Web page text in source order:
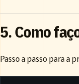
5. Como
Passo a passo para a